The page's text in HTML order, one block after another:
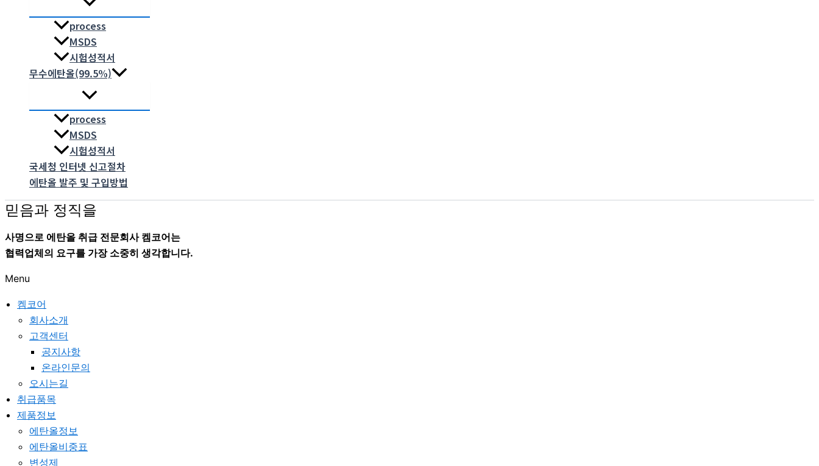
process
MSDS
시험성적서
무수에탄올(99.5%)
process
MSDS
시험성적서
국세청 인터넷 신고절차
에탄올 발주 및 구입방법
믿음과 정직을
사명으로 에탄올 취급 전문회사 켐코어는
협력업체의 요구를 가장 소중히 생각합니다.
Menu
켐코어
회사소개
고객센터
공지사항
온라인문의
오시는길
취급품목
제품정보
에탄올정보
에탄올비중표
변성제